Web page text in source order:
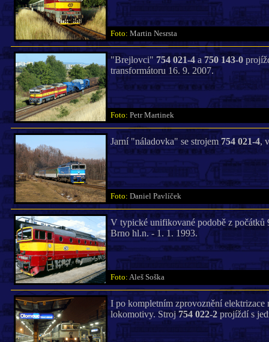
Foto: Martin Nesrsta
"Brejlovci" 754 021-4a750 143-0
transformátoru 16. 9. 2007.
Foto: Petr Martinek
Jarní "náladovka" se strojem754 021-4,
Foto: Daniel Pavlíček
V typické unifikované podobě z počátků
Brno hl.n. - 1. 1. 1993.
Foto: Aleš Soška
I po kompletním zprovoznění
lokomotivy. Stroj754 022-2projíždí s